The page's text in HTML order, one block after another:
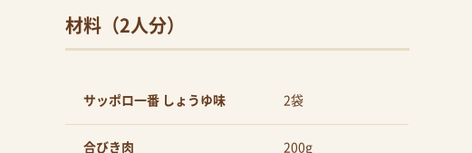
材料（2人分）
サッポロ一番 しょうゆ味 2袋
合びき肉 200g